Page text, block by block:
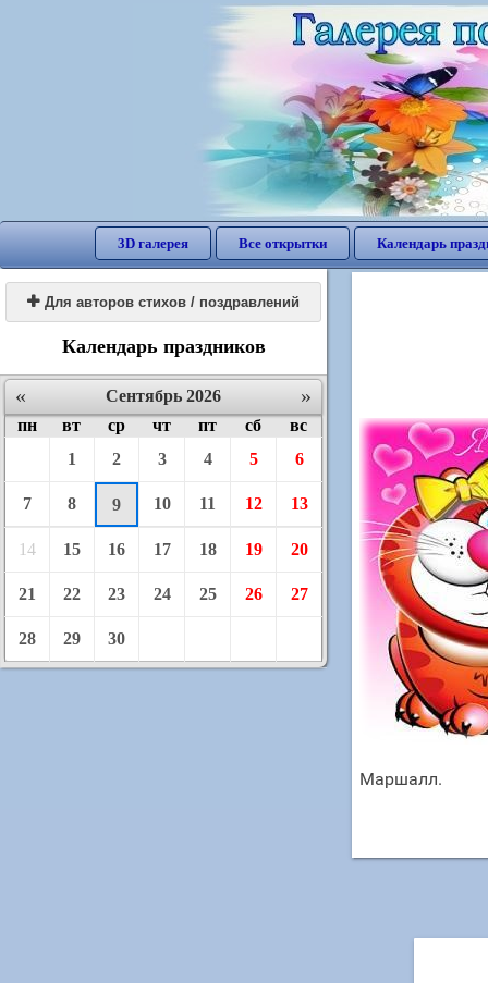
3D галерея Все открытки Календарь
 Для авторов стихов / поздравлений
Календарь праздников
« »
Сентябрь 2026
пн
вт ср чт пт сб
вс
1
2 3 4 5 6
7 8 9 10 11 12 13
14 15 16 17 18 19 20
21 22 23 24 25 26 27
28 29 30
Маршалл.